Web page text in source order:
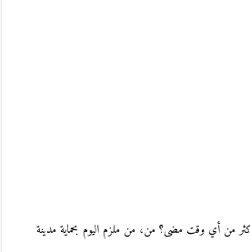
من أي وقت مضى؟ من، من ملزم اليوم بحماية مدينة